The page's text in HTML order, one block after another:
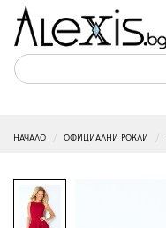
НАЧАЛО ОФИЦИАЛНИ РОКЛИ